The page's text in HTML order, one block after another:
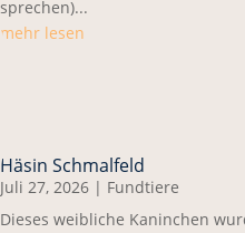
sprechen)...
mehr lesen
Häsin Schmalfeld
Juli 27, 2026 | Fundtiere
Dieses weibliche Kaninchen